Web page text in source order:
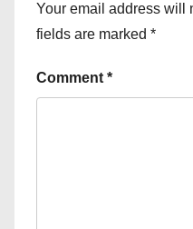
Your email address will
fields are marked *
Comment *